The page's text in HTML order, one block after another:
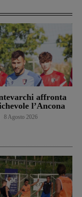
affronta
l’Ancona
8 Agosto 2026